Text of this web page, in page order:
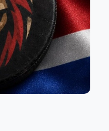
для вашего
— узнайте
время перед
данные о